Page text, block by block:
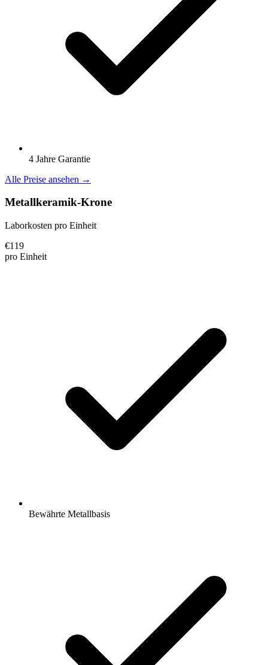
4 Jahre Garantie
Alle Preise ansehen →
Metallkeramik-Krone
Laborkosten pro Einheit
€119
pro Einheit
Bewährte Metallbasis